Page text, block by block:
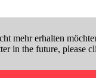
mehr erhalten
in the future, please